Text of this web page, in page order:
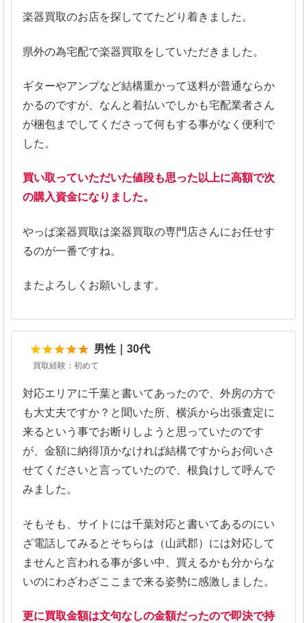
楽器買取のお店を探しててたどり着きました。
県外の為宅配で楽器買取をしていただきました。
ギターやアンプなど結構重かって送料が普通ならか
かるのですが、なんと着払いでしかも宅配業者さん
が梱包までしてくださって何もする事がなく便利で
した。
買い取っていただいた値段も思った以上に高額で次
の購入資金になりました。
やっぱ楽器買取は楽器買取の専門店さんにお任せす
るのが一番ですね。
またよろしくお願いします。
男性｜30代
買取経験：初めて
対応エリアに千葉と書いてあったので、外房の方で
も大丈夫ですか？と聞いた所、横浜から出張査定に
来るという事でお断りしようと思っていたのです
が、金額に納得頂かなければ結構ですからお伺いさ
せてくださいと言っていたので、根負けして呼んで
みました。
そもそも、サイトには千葉対応と書いてあるのにい
ざ電話してみるとそちらは（山武郡）には対応して
ませんと言われる事が多い中、買えるかも分からな
いのにわざわざここまで来る姿勢に感激しました。
更に買取金額は文句なしの金額だったので即決で持